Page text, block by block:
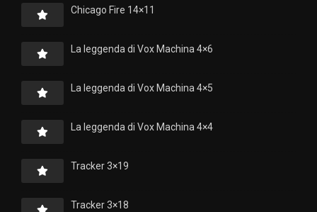
Chicago Fire 14×11
La leggenda di Vox Machina 4×6
La leggenda di Vox Machina 4×5
La leggenda di Vox Machina 4×4
Tracker 3×19
Tracker 3×18